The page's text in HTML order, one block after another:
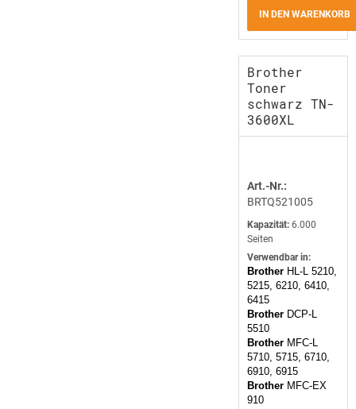
IN DEN WARENKORB
Brother
Toner
schwarz TN-
3600XL
Art.-Nr.:
BRTQ521005
Kapazität: 6.000
Seiten
Verwendbar in:
Brother HL-L 5210,
5215, 6210, 6410,
6415
Brother DCP-L
5510
Brother MFC-L
5710, 5715, 6710,
6910, 6915
Brother MFC-EX
910